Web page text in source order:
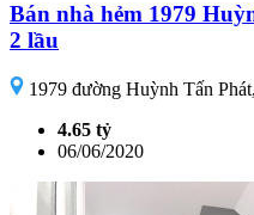
Bán nhà hẻm 1979
2 lầu
1979 đường Huỳnh Tấn
4.65 tỷ
06/06/2020